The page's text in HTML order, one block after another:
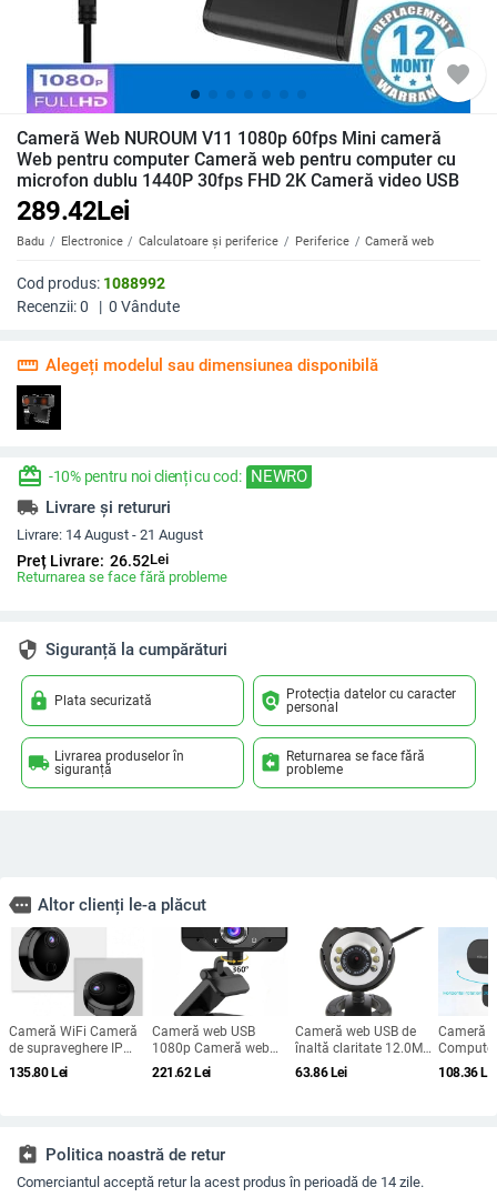
favorite
Cameră Web NUROUM V11 1080p 60fps Mini cameră
Web pentru computer Cameră web pentru computer cu
microfon dublu 1440P 30fps FHD 2K Cameră video USB
289.42Lei
Badu Electronice Calculatoare și periferice Periferice Cameră web
Cod produs: 1088992
Recenzii:0 | 0 Vândute
straighten Alegeți modelul sau dimensiunea disponibilă
redeem -10% pentru noi clienți cu cod: NEWRO
local_shipping Livrare și retururi
Livrare: 14 August - 21 August
Preț Livrare: 26.52Lei
Returnarea se face fără probleme
security Siguranță la cumpărături
lock Plata securizată policy Protecția datelor cu caracter
personal
local_shipping Livrarea produselor în
siguranță
assignment_return Returnarea se face fără
probleme
more Altor clienți le-a plăcut
Cameră WiFi Cameră
de supraveghere IP
Wifi fiabilă 200mAh
Baterie Cameră WiFi
135.80Lei
Cameră web USB
1080p Cameră web
4K cu microfon
Cameră pentru PC
Conferință video în
timp real
221.62Lei
Cameră web USB de
înaltă claritate 12.0MP
6 LED-uri Cameră web
cu lumină de noapte
63.86Lei
Cameră
USB
108.36Lei
assignment_return Politica noastră de retur
Comerciantul acceptă retur la acest produs în perioadă de 14 zile.